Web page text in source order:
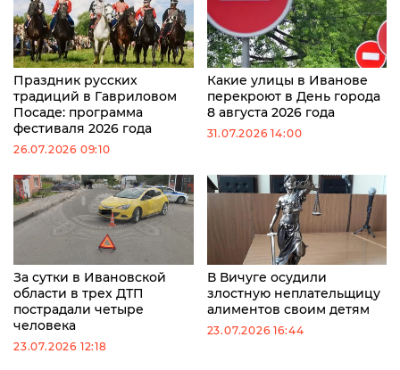
Праздник русских
традиций в Гавриловом
Посаде: программа
фестиваля 2026 года
26.07.2026 09:10
Какие улицы в Иванове
перекроют в День города
8 августа 2026 года
31.07.2026 14:00
За сутки в Ивановской
области в трех ДТП
пострадали четыре
человека
23.07.2026 12:18
В Вичуге осудили
злостную неплательщицу
алиментов своим детям
23.07.2026 16:44